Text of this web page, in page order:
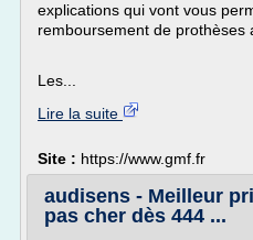
explications qui vont vous
remboursement de prothèses
Les...
Lire la suite
Site : https://www.gmf.fr
audisens - Meilleur
pas cher dès 444 ...